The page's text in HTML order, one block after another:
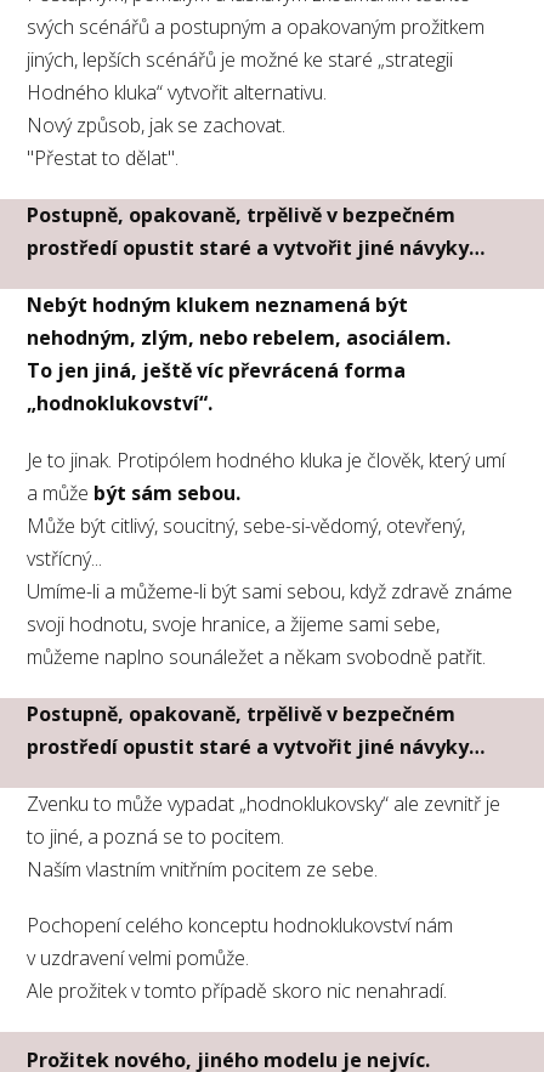
svých scénářů a postupným a opakovaným prožitkem
jiných, lepších scénářů je možné ke staré „strategii
Hodného kluka“ vytvořit alternativu.
Nový způsob, jak se zachovat.
"Přestat to dělat".
Postupně, opakovaně, trpělivě v bezpečném
prostředí opustit staré a vytvořit jiné návyky…
Nebýt hodným klukem neznamená být
nehodným, zlým, nebo rebelem, asociálem.
To jen jiná, ještě víc převrácená forma
„hodnoklukovství“.
Je to jinak. Protipólem hodného kluka je člověk, který umí
a může být sám sebou.
Může být citlivý, soucitný, sebe-si-vědomý, otevřený,
vstřícný...
Umíme-li a můžeme-li být sami sebou, když zdravě známe
svoji hodnotu, svoje hranice, a žijeme sami sebe,
můžeme naplno sounáležet a někam svobodně patřit.
Postupně, opakovaně, trpělivě v bezpečném
prostředí opustit staré a vytvořit jiné návyky…
Zvenku to může vypadat „hodnoklukovsky“ ale zevnitř je
to jiné, a pozná se to pocitem.
Naším vlastním vnitřním pocitem ze sebe.
Pochopení celého konceptu hodnoklukovství nám
v uzdravení velmi pomůže.
Ale prožitek v tomto případě skoro nic nenahradí.
Prožitek nového, jiného modelu je nejvíc.